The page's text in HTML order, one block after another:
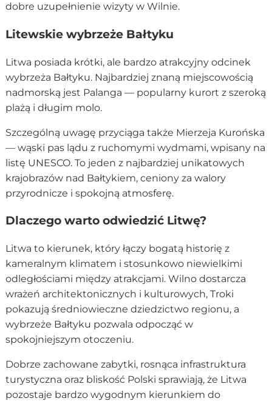
dobre uzupełnienie wizyty w Wilnie.
Litewskie wybrzeże Bałtyku
Litwa posiada krótki, ale bardzo atrakcyjny odcinek
wybrzeża Bałtyku. Najbardziej znaną miejscowością
nadmorską jest Palanga — popularny kurort z szeroką
plażą i długim molo.
Szczególną uwagę przyciąga także Mierzeja Kurońska
— wąski pas lądu z ruchomymi wydmami, wpisany na
listę UNESCO. To jeden z najbardziej unikatowych
krajobrazów nad Bałtykiem, ceniony za walory
przyrodnicze i spokojną atmosferę.
Dlaczego warto odwiedzić Litwę?
Litwa to kierunek, który łączy bogatą historię z
kameralnym klimatem i stosunkowo niewielkimi
odległościami między atrakcjami. Wilno dostarcza
wrażeń architektonicznych i kulturowych, Troki
pokazują średniowieczne dziedzictwo regionu, a
wybrzeże Bałtyku pozwala odpocząć w
spokojniejszym otoczeniu.
Dobrze zachowane zabytki, rosnąca infrastruktura
turystyczna oraz bliskość Polski sprawiają, że Litwa
pozostaje bardzo wygodnym kierunkiem do